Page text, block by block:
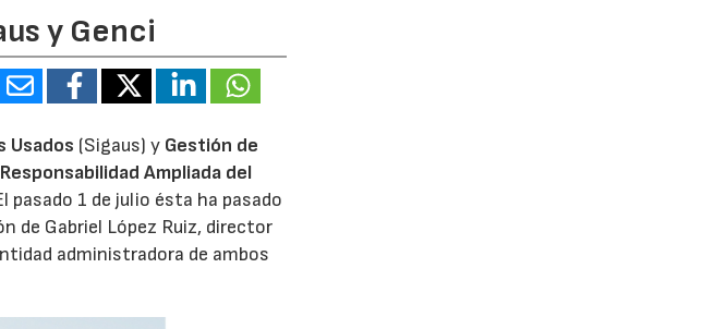
y Genci
Usados (Sigaus) y Gestión de
Ampliada del
pasado 1 de julio ésta ha pasado
de Gabriel López Ruiz, director
administradora de ambos